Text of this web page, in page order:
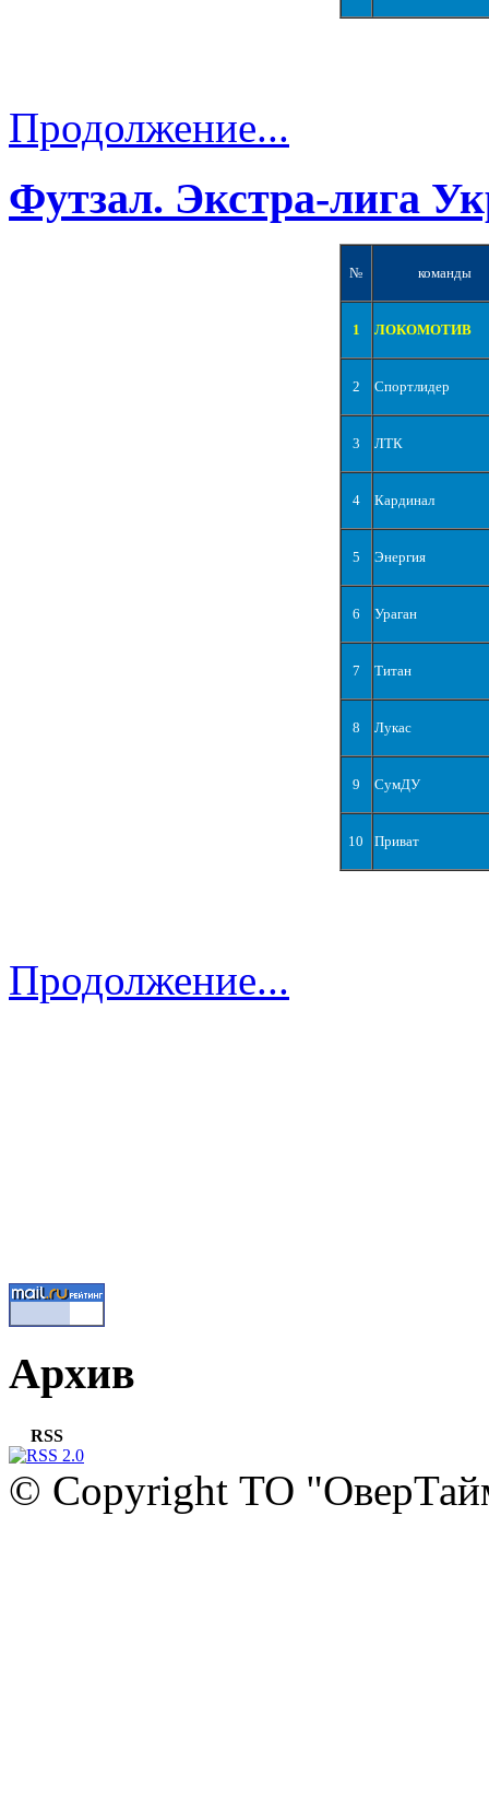
Продолжение...
Футзал. Экстра-лига
№ команды
1 ЛОКОМОТИВ
2 Спортлидер
3 ЛТК
4 Кардинал
5 Энергия
6 Ураган
7 Титан
8 Лукас
9 СумДУ
10 Приват
Продолжение...
Архив
RSS
© Copyright ТО